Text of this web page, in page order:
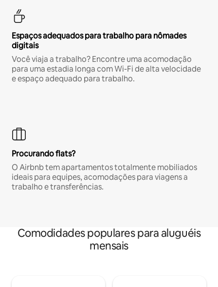
Espaços adequados para trabalho para nômades
digitais
Você viaja a trabalho? Encontre uma acomodação
para uma estadia longa com Wi-Fi de alta velocidade
e espaço adequado para trabalho.
Procurando flats?
O Airbnb tem apartamentos totalmente mobiliados
ideais para equipes, acomodações para viagens a
trabalho e transferências.
Comodidades populares para aluguéis
mensais